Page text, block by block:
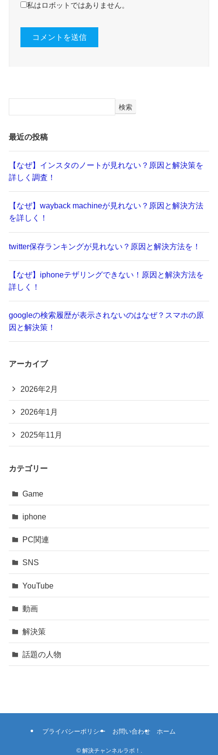
私はロボットではありません。
検索
最近の投稿
【なぜ】インスタのノートが見れない？原因と解決策を
詳しく調査！
【なぜ】wayback machineが見れない？原因と解決方法
を詳しく！
twitter保存ランキングが見れない？原因と解決方法を！
【なぜ】iphoneテザリングできない！原因と解決方法を
詳しく！
googleの検索履歴が表示されないのはなぜ？スマホの原
因と解決策！
アーカイブ
2026年2月
2026年1月
2025年11月
カテゴリー
Game
iphone
PC関連
SNS
YouTube
動画
解決策
話題の人物
プライバシーポリシー お問い合わせ ホーム
©解決チャンネルラボ！.